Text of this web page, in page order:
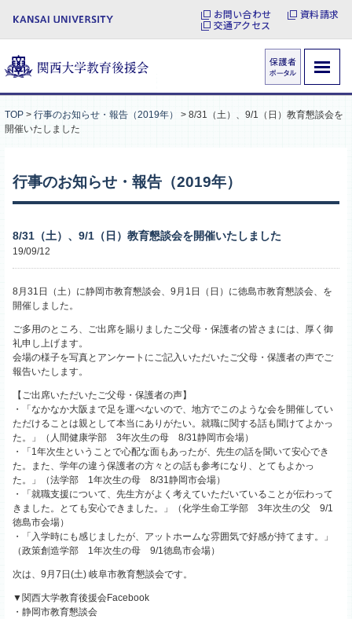
お問い合わせ
資料請求
交通アクセス
TOP> 行事のお知らせ・報告（2019年） > 8/31（土）、9/1（日）教育懇談会を
開催いたしました
行事のお知らせ・報告（2019年）
8/31（土）、9/1（日）教育懇談会を開催いたしました
19/09/12
8月31日（土）に静岡市教育懇談会、9月1日（日）に徳島市教育懇談会、を
開催しました。
ご多用のところ、ご出席を賜りましたご父母・保護者の皆さまには、厚く御
礼申し上げます。
会場の様子を写真とアンケートにご記入いただいたご父母・保護者の声でご
報告いたします。
【ご出席いただいたご父母・保護者の声】
・「なかなか大阪まで足を運べないので、地方でこのような会を開催してい
ただけることは親として本当にありがたい。就職に関する話も聞けてよかっ
た。」（人間健康学部 3年次生の母 8/31静岡市会場）
・「1年次生ということで心配な面もあったが、先生の話を聞いて安心でき
た。また、学年の違う保護者の方々との話も参考になり、とてもよかっ
た。」（法学部 1年次生の母 8/31静岡市会場）
・「就職支援について、先生方がよく考えていただいていることが伝わって
きました。とても安心できました。」（化学生命工学部 3年次生の父 9/1
徳島市会場）
・「入学時にも感じましたが、アットホームな雰囲気で好感が持てます。」
（政策創造学部 1年次生の母 9/1徳島市会場）
次は、9月7日(土) 岐阜市教育懇談会です。
▼関西大学教育後援会Facebook
・静岡市教育懇談会